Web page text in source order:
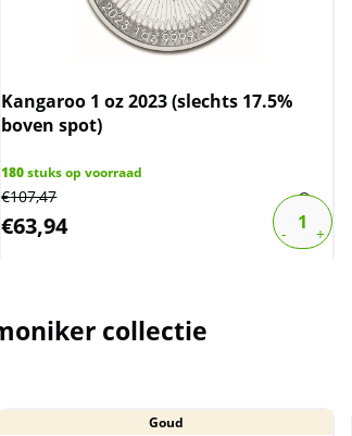
Kangaroo 1 oz 2023 (slechts 17.5%
boven spot)
180stuks op voorraad
€107,47
€63,94
collectie
Goud